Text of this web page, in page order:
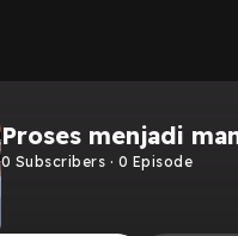
Proses menjadi
0 Subscribers · 0 Episode